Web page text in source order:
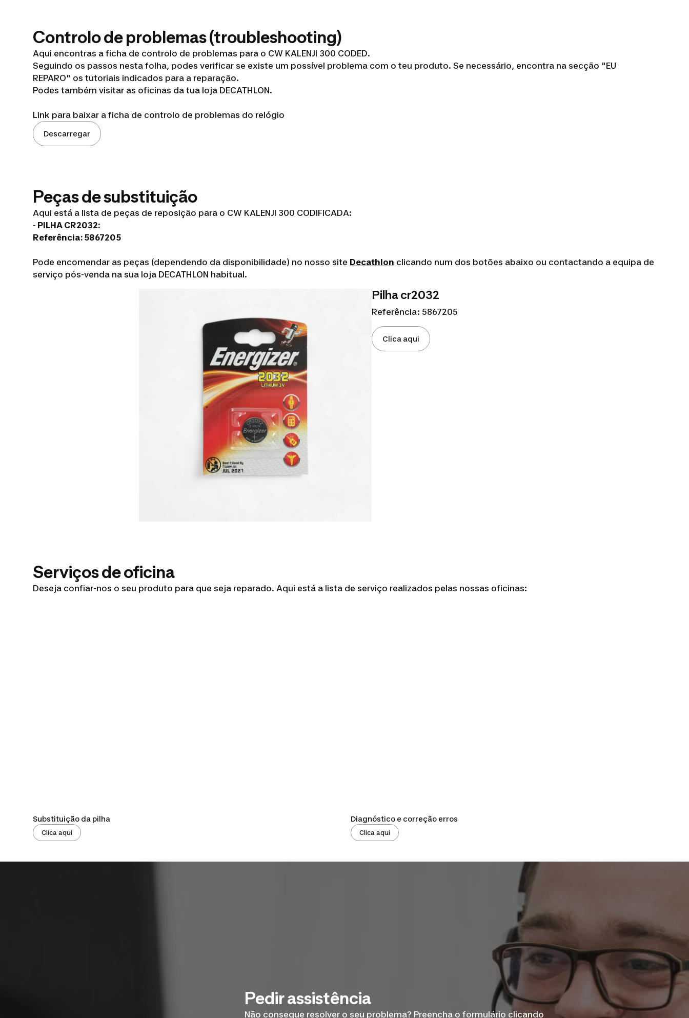
Controlo de problemas (troubleshooting)
Aqui encontras a ficha de controlo de problemas para o CW KALENJI 300 CODED.
Seguindo os passos nesta folha, podes verificar se existe um possível problema com o teu produto. Se necessário, encontra na secção "EU
REPARO" os tutoriais indicados para a reparação.
Podes também visitar as oficinas da tua loja DECATHLON.
Link para baixar a ficha de controlo de problemas do relógio
Descarregar
Peças de substituição
Aqui está a lista de peças de reposição para o CW KALENJI 300 CODIFICADA:
- PILHA CR2032:
Referência: 5867205
Pode encomendar as peças (dependendo da disponibilidade) no nosso site Decathlon clicando num dos botões abaixo ou contactando a equipa de
serviço pós-venda na sua loja DECATHLON habitual.
Pilha cr2032
Referência: 5867205
Clica aqui
Serviços de oficina
Deseja confiar-nos o seu produto para que seja reparado. Aqui está a lista de serviço realizados pelas nossas oficinas:
Substituição da pilha
Clica aqui
Diagnóstico e correção erros
Clica aqui
Pedir assistência
Não consegue resolver o seu problema? Preencha o formulário clicando